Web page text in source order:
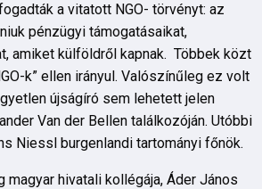
a vitatott NGO- törvényt: az
pénzügyi támogatásaikat,
amiket külföldről kapnak. Többek közt
k” ellen irányul. Valószínűleg ez volt
újságíró sem lehetett jelen
Van der Bellen találkozóján. Utóbbi
Niessl burgenlandi tartományi főnök.
magyar hivatali kollégája, Áder János